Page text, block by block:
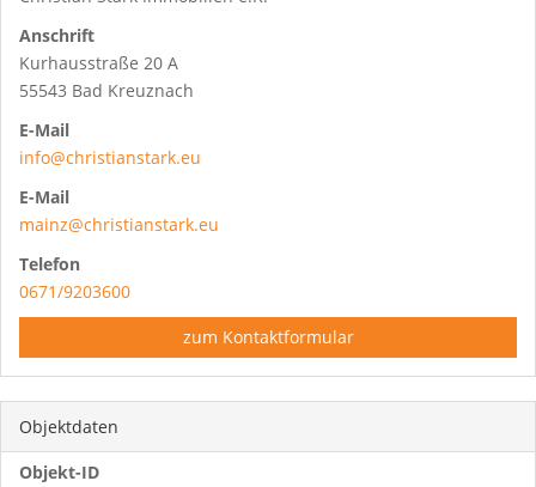
Anschrift
Kurhausstraße 20 A
55543 Bad Kreuznach
E-Mail
info@christianstark.eu
E-Mail
mainz@christianstark.eu
Telefon
0671/9203600
zum Kontaktformular
Objektdaten
Objekt-ID